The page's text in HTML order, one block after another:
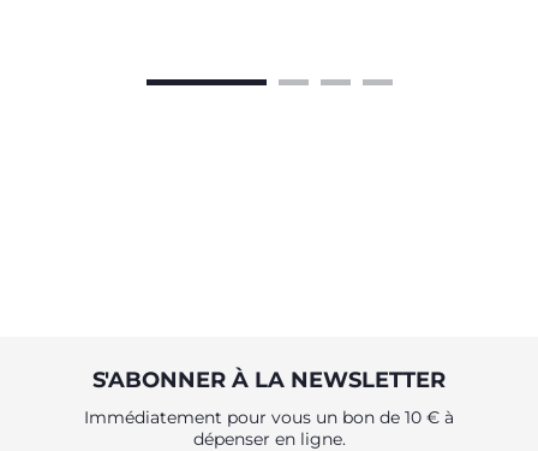
S'ABONNER À LA NEWSLETTER
Immédiatement pour vous un bon de 10 € à
dépenser en ligne.